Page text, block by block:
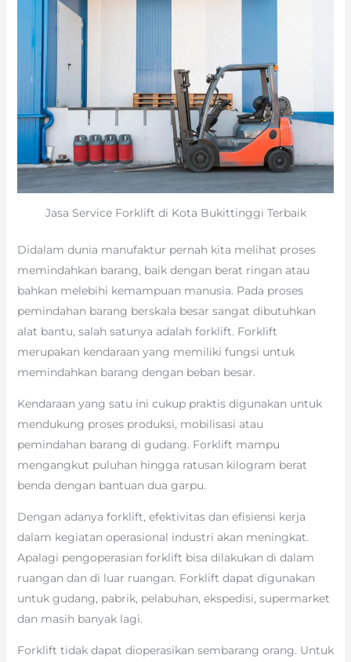
Jasa Service Forklift di Kota Bukittinggi Terbaik
Didalam dunia manufaktur pernah kita melihat proses
memindahkan barang, baik dengan berat ringan atau
bahkan melebihi kemampuan manusia. Pada proses
pemindahan barang berskala besar sangat dibutuhkan
alat bantu, salah satunya adalah forklift. Forklift
merupakan kendaraan yang memiliki fungsi untuk
memindahkan barang dengan beban besar.
Kendaraan yang satu ini cukup praktis digunakan untuk
mendukung proses produksi, mobilisasi atau
pemindahan barang di gudang. Forklift mampu
mengangkut puluhan hingga ratusan kilogram berat
benda dengan bantuan dua garpu.
Dengan adanya forklift, efektivitas dan efisiensi kerja
dalam kegiatan operasional industri akan meningkat.
Apalagi pengoperasian forklift bisa dilakukan di dalam
ruangan dan di luar ruangan. Forklift dapat digunakan
untuk gudang, pabrik, pelabuhan, ekspedisi, supermarket
dan masih banyak lagi.
Forklift tidak dapat dioperasikan sembarang orang. Untuk